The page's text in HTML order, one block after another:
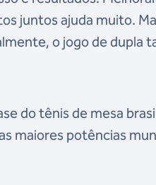
juntos ajuda muito.
o jogo de dupla
do tênis de mesa
maiores potências